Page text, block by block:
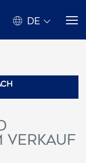
DE
Verkauf